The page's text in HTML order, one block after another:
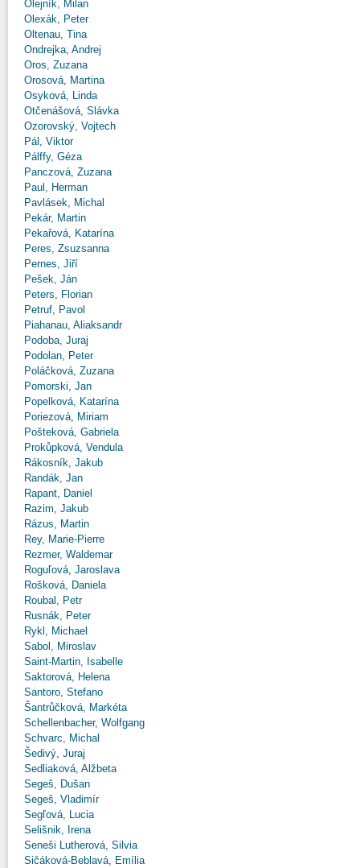
Olejník, Milan
Olexák, Peter
Oltenau, Tina
Ondrejka, Andrej
Oros, Zuzana
Orosová, Martina
Osyková, Linda
Otčenášová, Slávka
Ozorovský, Vojtech
Pál, Viktor
Pálffy, Géza
Panczová, Zuzana
Paul, Herman
Pavlásek, Michal
Pekár, Martin
Pekařová, Katarína
Peres, Zsuzsanna
Pernes, Jiří
Pešek, Ján
Peters, Florian
Petruf, Pavol
Piahanau, Aliaksandr
Podoba, Juraj
Podolan, Peter
Poláčková, Zuzana
Pomorski, Jan
Popelková, Katarína
Poriezová, Miriam
Pošteková, Gabriela
Prokůpková, Vendula
Rákosník, Jakub
Randák, Jan
Rapant, Daniel
Razim, Jakub
Rázus, Martin
Rey, Marie-Pierre
Rezmer, Waldemar
Roguľová, Jaroslava
Rošková, Daniela
Roubal, Petr
Rusnák, Peter
Rykl, Michael
Sabol, Miroslav
Saint-Martin, Isabelle
Saktorová, Helena
Santoro, Stefano
Šantrůčková, Markéta
Schellenbacher, Wolfgang
Schvarc, Michal
Šedivý, Juraj
Sedliaková, Alžbeta
Segeš, Dušan
Segeš, Vladimír
Segľová, Lucia
Selišnik, Irena
Seneši Lutherová, Silvia
Sičáková-Beblavá, Emília